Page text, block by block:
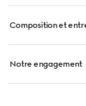
Composition et
Notre engagement